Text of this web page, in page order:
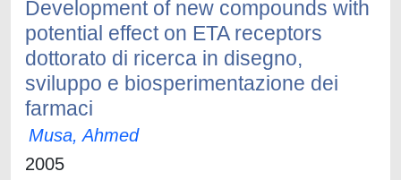
Development of new compounds with
potential effect on ETA receptors
dottorato di ricerca in disegno,
sviluppo e biosperimentazione dei
farmaci
Musa, Ahmed
2005